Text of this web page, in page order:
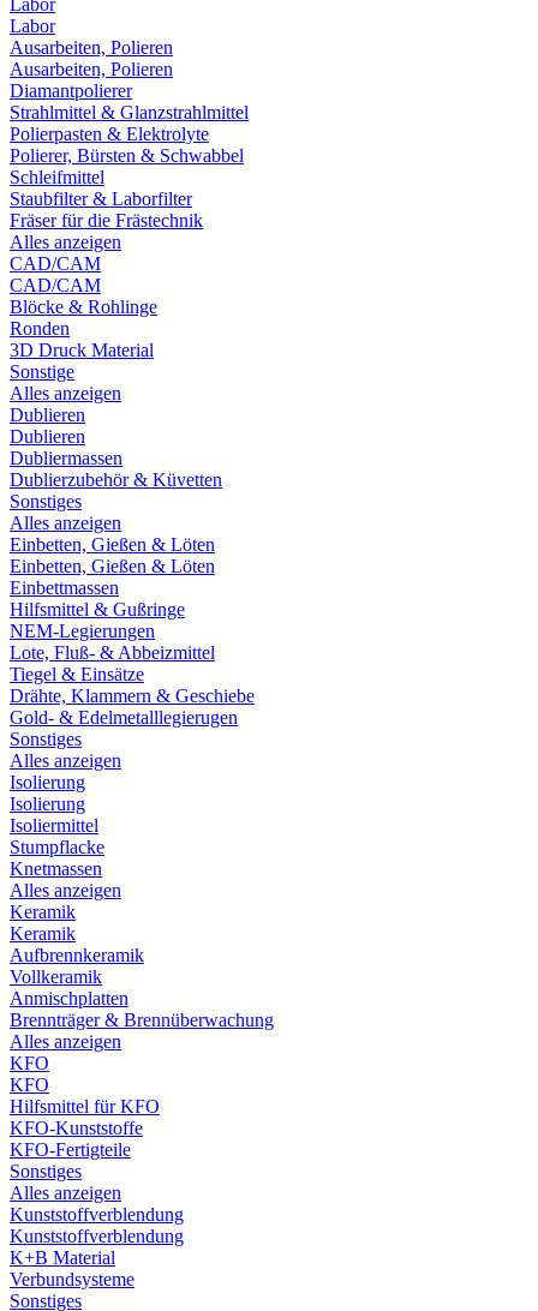
Labor
Labor
Ausarbeiten, Polieren
Ausarbeiten, Polieren
Diamantpolierer
Strahlmittel & Glanzstrahlmittel
Polierpasten & Elektrolyte
Polierer, Bürsten & Schwabbel
Schleifmittel
Staubfilter & Laborfilter
Fräser für die Frästechnik
Alles anzeigen
CAD/CAM
CAD/CAM
Blöcke & Rohlinge
Ronden
3D Druck Material
Sonstige
Alles anzeigen
Dublieren
Dublieren
Dubliermassen
Dublierzubehör & Küvetten
Sonstiges
Alles anzeigen
Einbetten, Gießen & Löten
Einbetten, Gießen & Löten
Einbettmassen
Hilfsmittel & Gußringe
NEM-Legierungen
Lote, Fluß- & Abbeizmittel
Tiegel & Einsätze
Drähte, Klammern & Geschiebe
Gold- & Edelmetalllegierugen
Sonstiges
Alles anzeigen
Isolierung
Isolierung
Isoliermittel
Stumpflacke
Knetmassen
Alles anzeigen
Keramik
Keramik
Aufbrennkeramik
Vollkeramik
Anmischplatten
Brennträger & Brennüberwachung
Alles anzeigen
KFO
KFO
Hilfsmittel für KFO
KFO-Kunststoffe
KFO-Fertigteile
Sonstiges
Alles anzeigen
Kunststoffverblendung
Kunststoffverblendung
K+B Material
Verbundsysteme
Sonstiges